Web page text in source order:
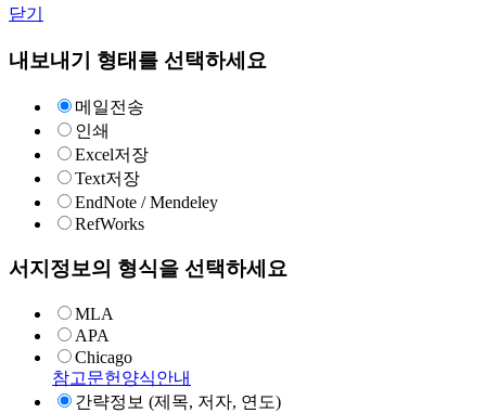
닫기
내보내기 형태를 선택하세요
메일전송
인쇄
Excel저장
Text저장
EndNote / Mendeley
RefWorks
서지정보의 형식을 선택하세요
MLA
APA
Chicago
참고문헌양식안내
간략정보 (제목, 저자, 연도)